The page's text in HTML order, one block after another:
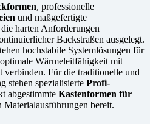
, professionelle
und maßgefertigte
harten Anforderungen
Backstraßen ausgelegt.
hochstabile Systemlösungen für
Wärmeleitfähigkeit mit
verbinden. Für die traditionelle und
stehen spezialisierte Profi-
abgestimmte Kastenformen für
Materialausführungen bereit.